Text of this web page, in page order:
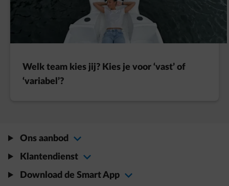
Welk team kies jij? Kies je voor ‘vast’ of
‘variabel’?
Ons aanbod
Klantendienst
Download de Smart App